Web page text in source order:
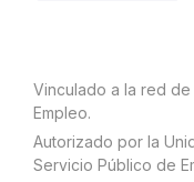
Vinculado a la red
Empleo.
Autorizado por la
Servicio Público de